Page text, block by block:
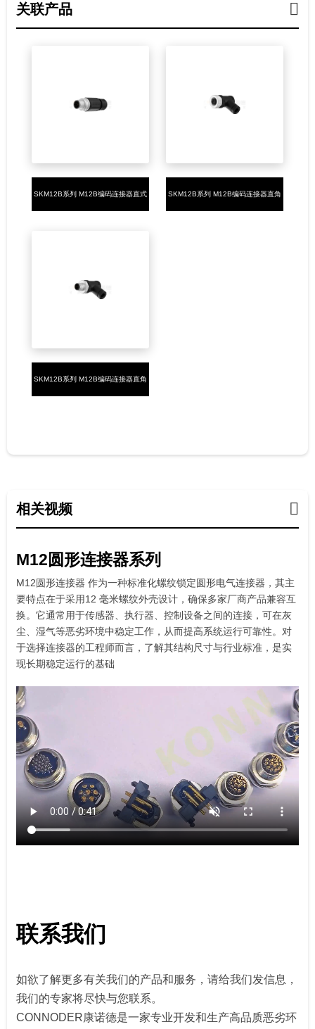
关联产品
SKM12B系列 M12B编码连接器直式 SKM12B系列 M12B编码连接器直角
SKM12B系列 M12B编码连接器直角
相关视频
M12圆形连接器系列
M12圆形连接器 作为一种标准化螺纹锁定圆形电气连接器，其主
要特点在于采用12 毫米螺纹外壳设计，确保多家厂商产品兼容互
换。它通常用于传感器、执行器、控制设备之间的连接，可在灰
尘、湿气等恶劣环境中稳定工作，从而提高系统运行可靠性。对
于选择连接器的工程师而言，了解其结构尺寸与行业标准，是实
现长期稳定运行的基础
联系我们
如欲了解更多有关我们的产品和服务，请给我们发信息，
我们的专家将尽快与您联系。
CONNODER康诺德是一家专业开发和生产高品质恶劣环